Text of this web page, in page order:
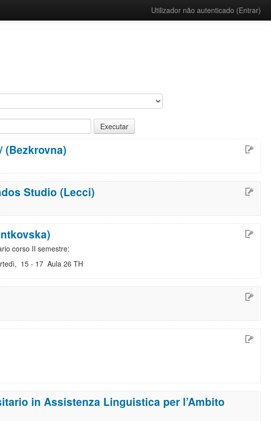
Utilizador não autenticado (Entrar)
(Bezkrovna)
Studio (Lecci)
corso II semestre:
15 - 17 Aula 26 TH
in Assistenza Linguistica per l’Ambito